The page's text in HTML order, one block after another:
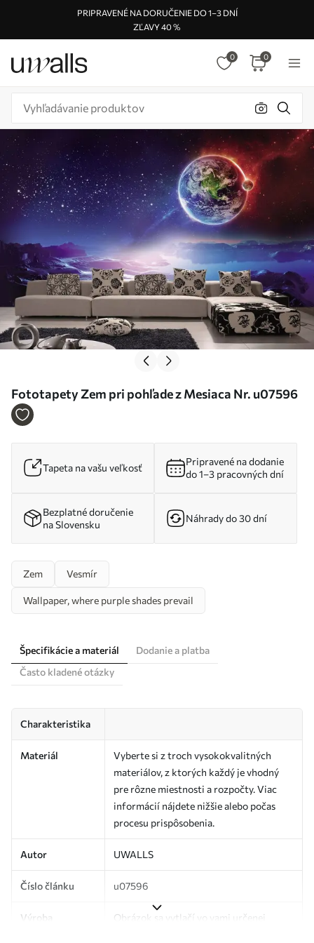
PRIPRAVENÉ NA DORUČENIE DO 1–3 DNÍ
ZĽAVY 40 %
0 0
Fototapety Zem pri pohľade z Mesiaca Nr. u07596
Tapeta na vašu veľkosť
Pripravené na dodanie
do 1–3 pracovných dní
Bezplatné doručenie
na Slovensku
Náhrady do 30 dní
Zem Vesmír
Wallpaper, where purple shades prevail
Špecifikácie a materiál
Dodanie a platba
Často kladené otázky
Charakteristika
Materiál
Vyberte si z troch vysokokvalitných
materiálov, z ktorých každý je vhodný
pre rôzne miestnosti a rozpočty. Viac
informácií nájdete nižšie alebo počas
procesu prispôsobenia.
Autor UWALLS
Číslo článku u07596
Výroba
Obrázok sa vytlačí vo vami určenej